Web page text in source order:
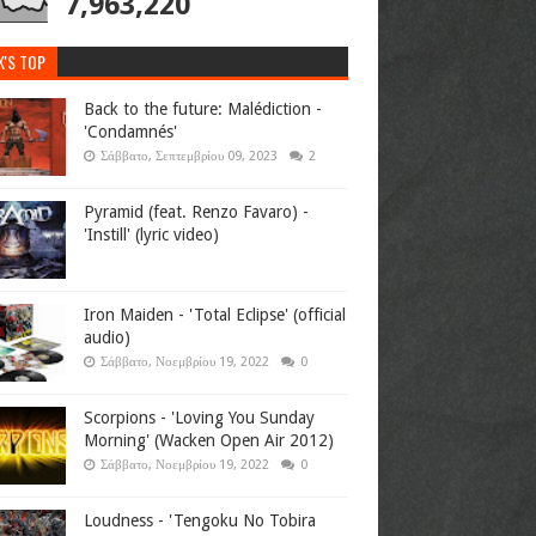
TOP
Back to the future: Malédiction -
'Condamnés'
Σάββατο, Σεπτεμβρίου 09, 2023 2
Pyramid (feat. Renzo Favaro) -
'Instill' (lyric video)
Iron Maiden - 'Total Eclipse' (official
audio)
Σάββατο, Νοεμβρίου 19, 2022 0
Scorpions - 'Loving You Sunday
Morning' (Wacken Open Air 2012)
Σάββατο, Νοεμβρίου 19, 2022 0
Loudness - 'Tengoku No Tobira